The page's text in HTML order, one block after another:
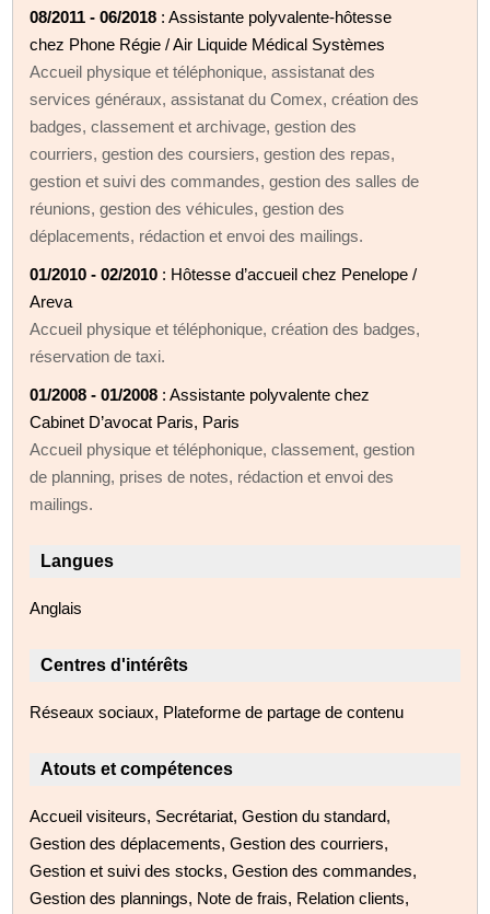
08/2011 - 06/2018 : Assistante polyvalente-hôtesse
chez Phone Régie / Air Liquide Médical Systèmes
Accueil physique et téléphonique, assistanat des
services généraux, assistanat du Comex, création des
badges, classement et archivage, gestion des
courriers, gestion des coursiers, gestion des repas,
gestion et suivi des commandes, gestion des salles de
réunions, gestion des véhicules, gestion des
déplacements, rédaction et envoi des mailings.
01/2010 - 02/2010 : Hôtesse d’accueil chez Penelope /
Areva
Accueil physique et téléphonique, création des badges,
réservation de taxi.
01/2008 - 01/2008 : Assistante polyvalente chez
Cabinet D’avocat Paris, Paris
Accueil physique et téléphonique, classement, gestion
de planning, prises de notes, rédaction et envoi des
mailings.
Langues
Anglais
Centres d'intérêts
Réseaux sociaux, Plateforme de partage de contenu
Atouts et compétences
Accueil visiteurs, Secrétariat, Gestion du standard,
Gestion des déplacements, Gestion des courriers,
Gestion et suivi des stocks, Gestion des commandes,
Gestion des plannings, Note de frais, Relation clients,